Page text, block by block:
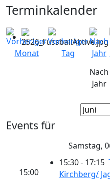
Terminkalender
Nach
Jahr
Events für
Samstag,
15:00
15:30 - 17:15
Kirchberg/